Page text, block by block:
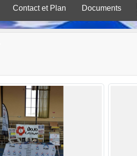
Contact et Plan Documents